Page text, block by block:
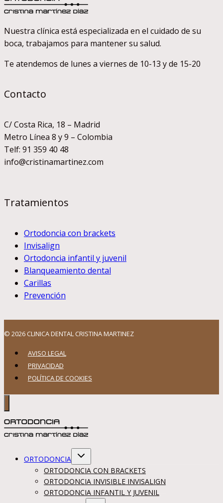
han
los
dientes
por
puede
tener
¿verdad?
Nuestra clínica está especializada en el cuidado de su
boca, trabajamos para mantener su salud.
Te atendemos de lunes a viernes de 10-13 y de 15-20
Contacto
C/ Costa Rica, 18 – Madrid
Metro Línea 8 y 9 – Colombia
Telf: 91 359 40 48
info@cristinamartinez.com
Tratamientos
Ortodoncia con brackets
Invisalign
Ortodoncia infantil y juvenil
Blanqueamiento dental
Carillas
Prevención
© 2026 CLINICA DENTAL CRISTINA MARTINEZ
AVISO LEGAL
PRIVACIDAD
POLÍTICA DE COOKIES
ORTODONCIA
Alternar
hijo
ORTODONCIA CON BRACKETS
ORTODONCIA INVISIBLE INVISALIGN
ORTODONCIA INFANTIL Y JUVENIL